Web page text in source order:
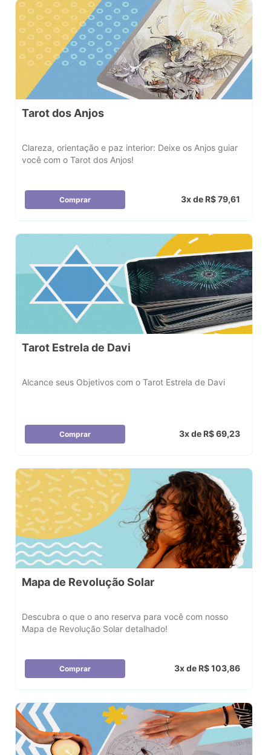
Tarot dos Anjos
Clareza, orientação e paz interior: Deixe os Anjos guiar
você com o Tarot dos Anjos!
Comprar 3x de R$ 79,61
Tarot Estrela de Davi
Alcance seus Objetivos com o Tarot Estrela de Davi
Comprar 3x de R$ 69,23
Mapa de Revolução Solar
Descubra o que o ano reserva para você com nosso
Mapa de Revolução Solar detalhado!
Comprar 3x de R$ 103,86